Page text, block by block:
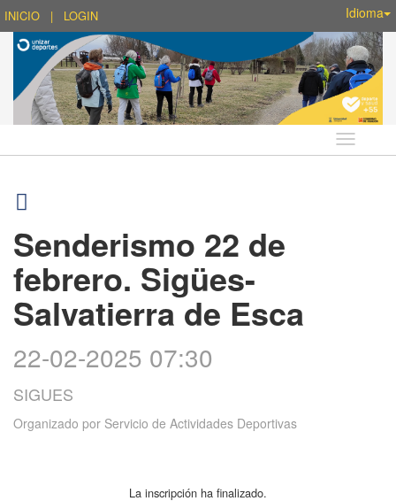
INICIO | LOGIN Idioma
Idioma
Senderismo 22 de
febrero. Sigües-
Salvatierra de Esca
22-02-2025 07:30
SIGUES
Organizado por Servicio de Actividades Deportivas
La inscripción ha finalizado.